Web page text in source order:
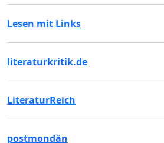
Lesen mit Links
literaturkritik.de
LiteraturReich
postmondän